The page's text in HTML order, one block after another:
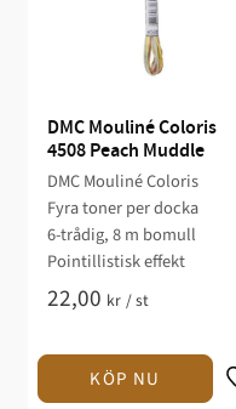
DMC Mouliné Coloris
4508 Peach Muddle
DMC Mouliné Coloris
Fyra toner per docka
6-trådig, 8 m bomull
Pointillistisk effekt
22,00 kr /st